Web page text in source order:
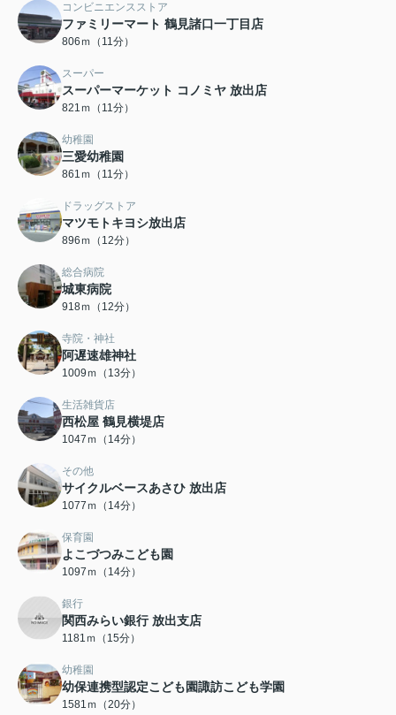
コンビニエンスストア
ファミリーマート 鶴見諸口一丁目店
806ｍ（11分）
スーパー
スーパーマーケット コノミヤ 放出店
821ｍ（11分）
幼稚園
三愛幼稚園
861ｍ（11分）
ドラッグストア
マツモトキヨシ放出店
896ｍ（12分）
総合病院
城東病院
918ｍ（12分）
寺院・神社
阿遅速雄神社
1009ｍ（13分）
生活雑貨店
西松屋 鶴見横堤店
1047ｍ（14分）
その他
サイクルベースあさひ 放出店
1077ｍ（14分）
保育園
よこづつみこども園
1097ｍ（14分）
銀行
関西みらい銀行 放出支店
1181ｍ（15分）
幼稚園
幼保連携型認定こども園諏訪こども学園
1581ｍ（20分）